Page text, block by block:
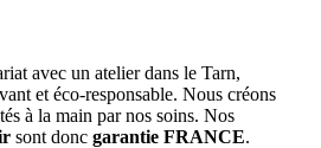
avec un atelier dans le Tarn,
et éco-responsable. Nous créons
à la main par nos soins. Nos
sont donc garantie FRANCE.